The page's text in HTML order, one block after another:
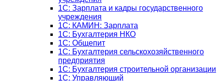
1C: Зарплата и кадры государственного
учреждения
1C: КАМИН: Зарплата
1C: Бухгалтерия НКО
1С: Общепит
1С: Бухгалтерия сельскохозяйст­венного
предприятия
1С: Бухгалтерия строительной организации
1С: Управляющий